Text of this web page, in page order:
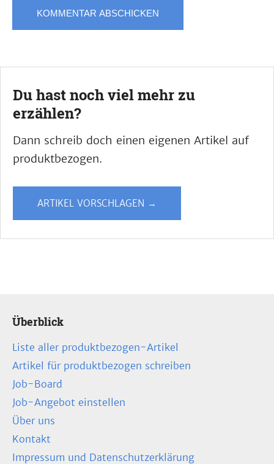
Du hast noch viel mehr zu
erzählen?
Dann schreib doch einen eigenen Artikel auf
produktbezogen.
ARTIKEL VORSCHLAGEN →
Überblick
Liste aller produktbezogen-Artikel
Artikel für produktbezogen schreiben
Job-Board
Job-Angebot einstellen
Über uns
Kontakt
Impressum und Datenschutzerklärung